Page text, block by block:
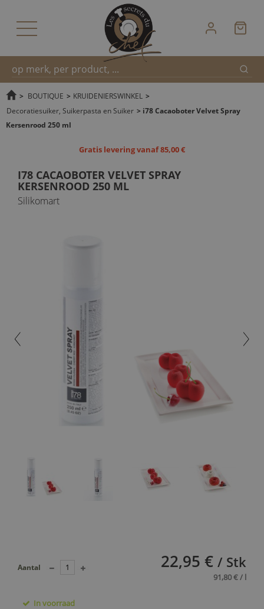
Snel
> BOUTIQUE > KRUIDENIERSWINKEL >
Decoratiesuiker, Suikerpasta en Suiker > i78 Cacaoboter Velvet Spray
Kersenrood 250 ml
Gratis levering vanaf 85,00 €
I78 CACAOBOTER VELVET SPRAY
KERSENROOD 250 ML
Silikomart
22,95 € / Stk
91,80 € / l
Aantal
In voorraad